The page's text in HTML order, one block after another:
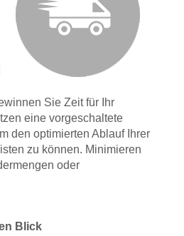
Sie Zeit für Ihr
eine vorgeschaltete
den optimierten Ablauf Ihrer
zu können. Minimieren
oder
Blick